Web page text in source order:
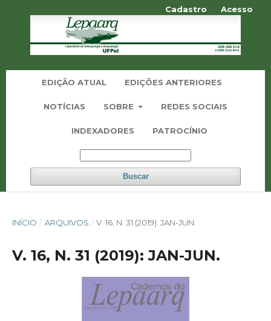
EDIÇÃO ATUAL EDIÇÕES ANTERIORES
NOTÍCIAS SOBRE REDES SOCIAIS
INDEXADORES PATROCÍNIO
Buscar
Cadastro Acesso
INÍCIO / ARQUIVOS / V. 16, N. 31 (2019): JAN-JUN.
V. 16, N. 31 (2019): JAN-JUN.